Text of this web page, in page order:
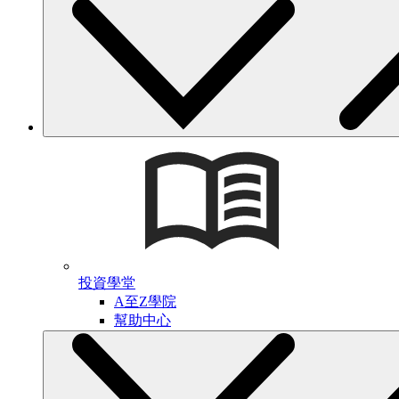
投資學堂
A至Z學院
幫助中心